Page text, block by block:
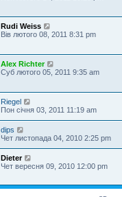
Rudi Weiss
Вів лютого 08, 2011 8:31 pm
Alex Richter
Суб лютого 05, 2011 9:35 am
Riegel
Пон січня 03, 2011 11:19 am
dips
Чет листопада 04, 2010 2:25 pm
Dieter
Чет вересня 09, 2010 12:00 pm